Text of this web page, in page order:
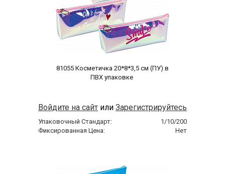
81055 Косметичка 20*8*3,5 cм (ПУ) в
Войдите на сайт или Зарегистрируйтесь
Упаковочный Стандарт:
1/10/200
Фиксированная Цена:
Нет